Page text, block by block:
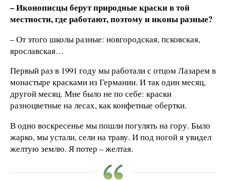
– Иконописцы берут природные краски в той
местности, где работают, поэтому и иконы разные?
– От этого школы разные: новгородская, псковская,
ярославская…
Первый раз в 1991 году мы работали с отцом Лазарем в
монастыре красками из Германии. И так один месяц,
другой месяц. Мне было не по себе: краски
разноцветные на лесах, как конфетные обертки.
В одно воскресенье мы пошли погулять на гору. Было
жарко, мы устали, сели на траву. И под ногой я увидел
желтую землю. Я потер – желтая.